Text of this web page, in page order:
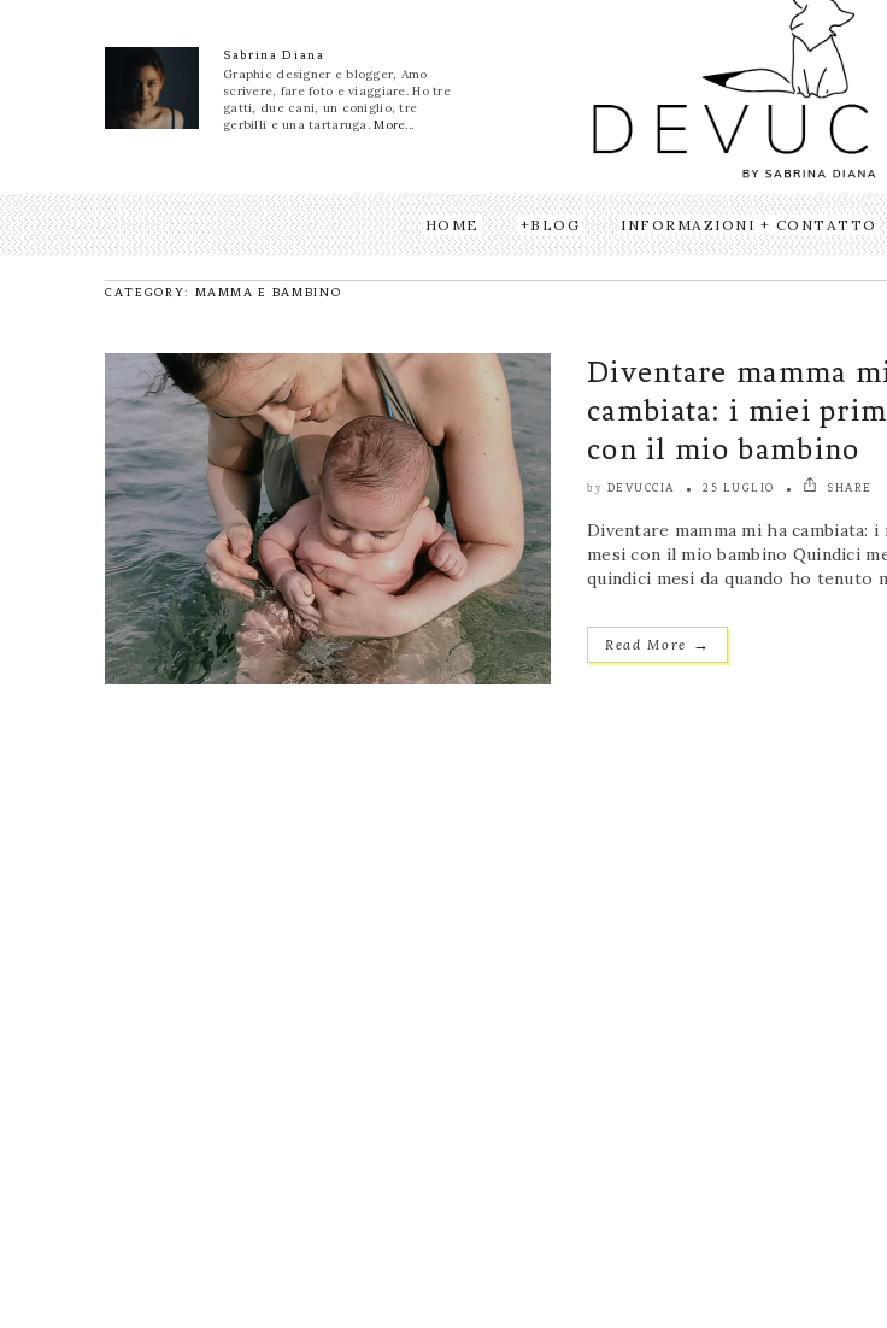
Sabrina Diana
Graphic designer e blogger, Amo
scrivere, fare foto e viaggiare. Ho tre
gatti, due cani, un coniglio, tre
gerbilli e una tartaruga.More...
HOME BLOG INFORMAZIONI + CONTATTO
CATEGORY: MAMMA E BAMBINO
Diventare mamma
cambiata: i miei
con il mio bambino
by DEVUCCIA 25 LUGLIO SHARE
Diventare mamma mi ha cambiata:
mesi con il mio bambino Quindici
quindici mesi da quando ho tenuto
Read More →